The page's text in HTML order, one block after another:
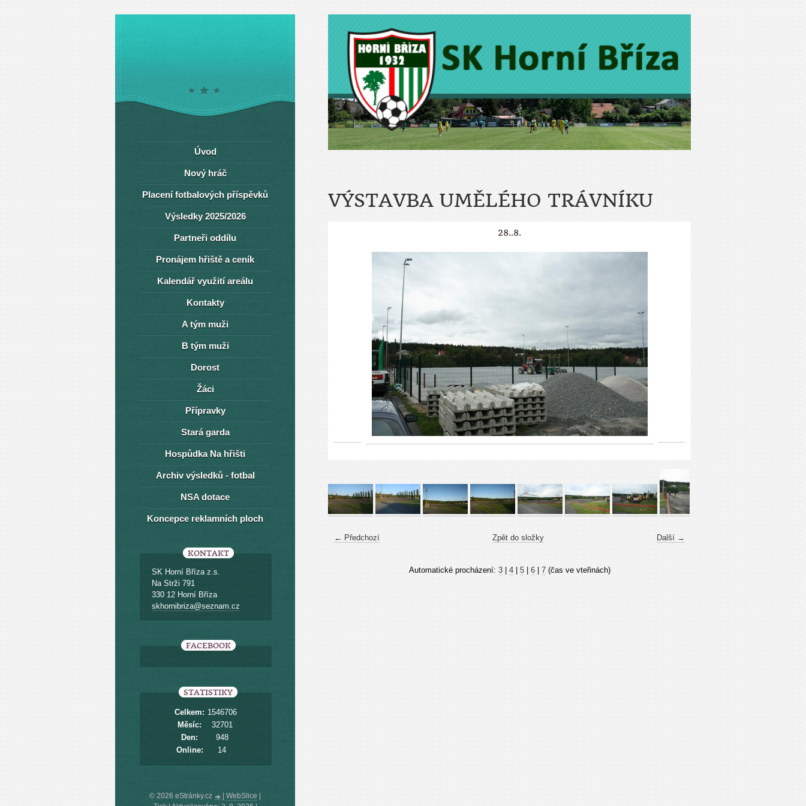
VÝSTAVBA UMĚLÉHO TRÁVNÍKU
28..8.
← Předchozí Další →
Zpět do složky
Automatické procházení: 3| 4| 5| 6| 7(čas ve vteřinách)
Úvod
Nový hráč
Placení fotbalových příspěvků
Výsledky 2025/2026
Partneři oddílu
Pronájem hřiště a ceník
Kalendář využití areálu
Kontakty
A tým muži
B tým muži
Dorost
Žáci
Přípravky
Stará garda
Hospůdka Na hřišti
Archiv výsledků - fotbal
NSA dotace
Koncepce reklamních ploch
KONTAKT
SK Horní Bříza z.s.
Na Strži 791
330 12 Horní Bříza
skhornibriza@seznam.cz
FACEBOOK
STATISTIKY
Online: 14
Celkem: 1546706
Měsíc:
32701
Den:
948
© 2026 eStránky.cz WebSlice